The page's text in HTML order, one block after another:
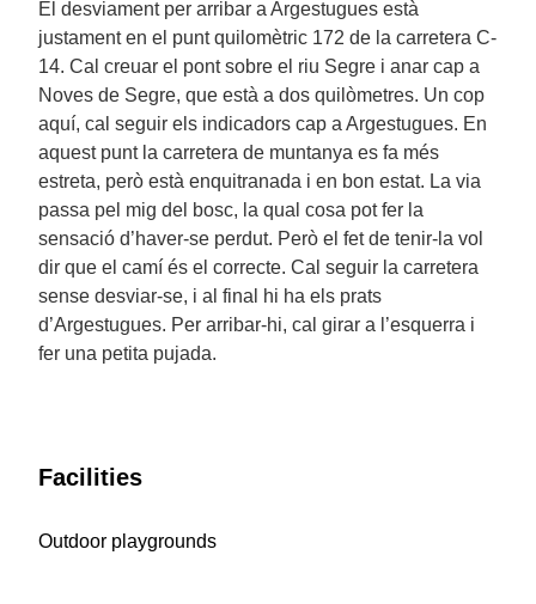
El desviament per arribar a Argestugues està
justament en el punt quilomètric 172 de la carretera C-
14. Cal creuar el pont sobre el riu Segre i anar cap a
Noves de Segre, que està a dos quilòmetres. Un cop
aquí, cal seguir els indicadors cap a Argestugues. En
aquest punt la carretera de muntanya es fa més
estreta, però està enquitranada i en bon estat. La via
passa pel mig del bosc, la qual cosa pot fer la
sensació d’haver-se perdut. Però el fet de tenir-la vol
dir que el camí és el correcte. Cal seguir la carretera
sense desviar-se, i al final hi ha els prats
d’Argestugues. Per arribar-hi, cal girar a l’esquerra i
fer una petita pujada.
Facilities
Outdoor playgrounds